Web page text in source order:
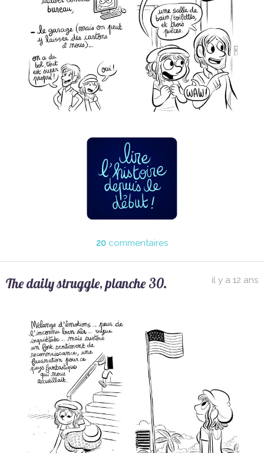
20 commentaires
The daily struggle, planche 30. il y a 12 ans